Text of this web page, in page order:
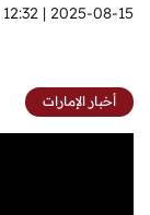
2025-08-15 | 12:32
أخبار الإمارات